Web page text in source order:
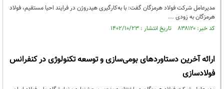
مدیرعامل شرکت فولاد هرمزگان گفت: با به‌کارگیری هیدروژن در فرایند احیا مستقیم، فولاد
هرمزگان به زودی ...
کد خبر: ۸۳۸۱۲۰ تاریخ انتشار : ۱۴۰۲/۱۰/۲۳
ارائه آخرین دستاوردهای بومی‌سازی و توسعه تکنولوژی در کنفرانس
فولادسازی